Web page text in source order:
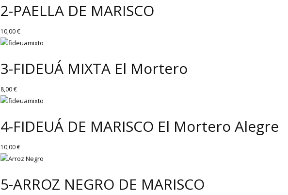
2-PAELLA DE MARISCO
10,00€
3-FIDEUÁ MIXTA El Mortero
8,00€
4-FIDEUÁ DE MARISCO El Mortero Alegre
10,00€
5-ARROZ NEGRO DE MARISCO